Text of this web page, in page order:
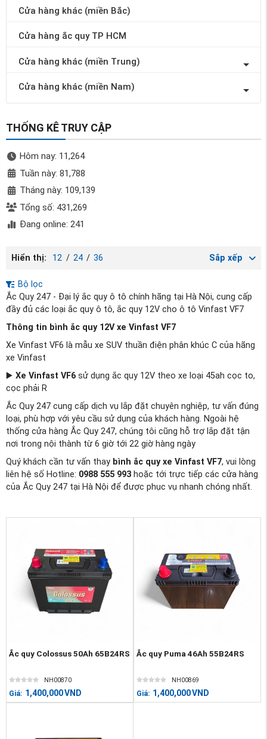
Cửa hàng khác (miền Bắc)
Cửa hàng ắc quy TP HCM
Cửa hàng khác (miền Trung)
Cửa hàng khác (miền Nam)
THỐNG KÊ TRUY CẬP
Hôm nay: 11,264
Tuần này: 81,788
Tháng này: 109,139
Tổng số: 431,269
Đang online: 241
Hiển thị: 12 / 24 / 36 Sắp xếp
Bộ lọc
Ắc Quy 247 - Đại lý ắc quy ô tô chính hãng tại Hà Nội, cung cấp
đầy đủ các loại ắc quy ô tô, ắc quy 12V cho ô tô Vinfast VF7
Thông tin bình ắc quy 12V xe Vinfast VF7
Xe Vinfast VF6 là mẫu xe SUV thuần điện phân khúc C của hãng
xe Vinfast
▶️ Xe Vinfast VF6 sử dụng ắc quy 12V theo xe loại 45ah cọc to,
cọc phải R
Ắc Quy 247 cung cấp dịch vụ lắp đặt chuyên nghiệp, tư vấn đúng
loại, phù hợp với yêu cầu sử dụng của khách hàng. Ngoài hệ
thống cửa hàng Ắc Quy 247, chúng tôi cũng hỗ trợ lắp đặt tận
nơi trong nội thành từ 6 giờ tới 22 giờ hàng ngày
Quý khách cần tư vấn thay bình ắc quy xe Vinfast VF7, vui lòng
liên hệ số Hotline: 0988 555 993 hoặc tới trực tiếp các cửa hàng
của Ắc Quy 247 tại Hà Nội để được phục vụ nhanh chóng nhất.
Ắc quy Colossus 50Ah 65B24RS
NH00870
Giá: 1,400,000VND
Ắc quy Puma 46Ah 55B24RS
NH00869
Giá: 1,400,000VND